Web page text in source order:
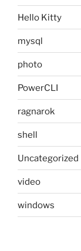
Hello Kitty
mysql
photo
PowerCLI
ragnarok
shell
Uncategorized
video
windows